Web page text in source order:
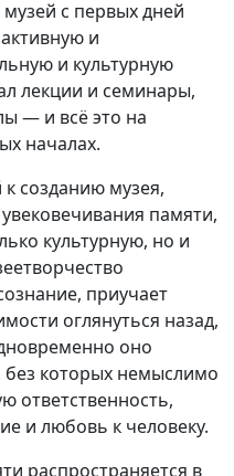
с первых дней
и
и культурную
лекции и семинары,
— и всё это на
началах.
созданию музея,
памяти,
культурную, но и
приучает
оглянуться назад,
оно
без которых немыслимо
ответственность,
и любовь к человеку.
распространяется в